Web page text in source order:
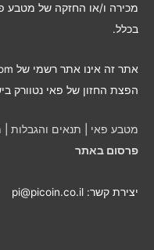
י
ם
מכירה ו/או החזקה של מטבע
בכלל.
הפצת החזון של פאי נטוורק
מטבע פאי תנאים והגבלות
פרסום באתר
יצירת קשר: pi@picoin.co.il